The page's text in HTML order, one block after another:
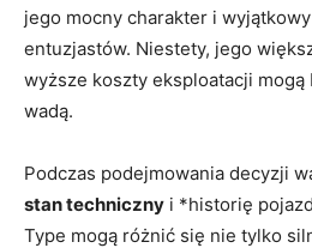
jego mocny charakter i
entuzjastów. Niestety, jego
wyższe koszty eksploatacji
wadą.
Podczas podejmowania decyzji
stan‌ techniczny i *historię
Type mogą różnić się nie tylko